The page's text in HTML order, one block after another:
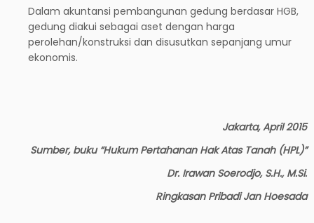
Dalam akuntansi pembangunan gedung berdasar HGB,
gedung diakui sebagai aset dengan harga
perolehan/konstruksi dan disusutkan sepanjang umur
ekonomis.
Jakarta, April 2015
Sumber, buku “Hukum Pertahanan Hak Atas Tanah (HPL)”
Dr. Irawan Soerodjo, S.H., M.Si.
Ringkasan Pribadi Jan Hoesada